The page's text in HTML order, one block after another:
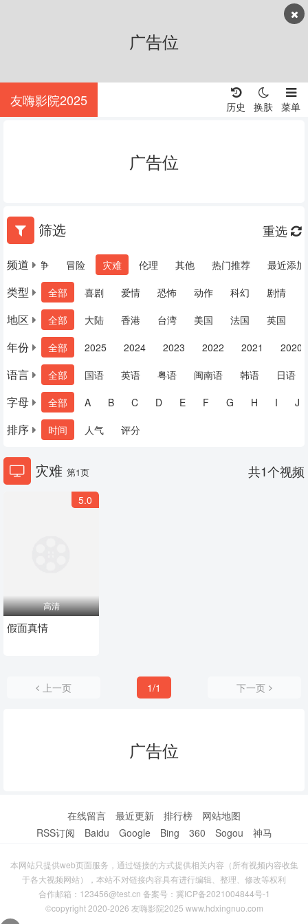
广告位
友嗨影院2025 菜单
换肤
历史
广告位
筛选 重选
频道
悚 战争 冒险 灾难 伦理 其他 热门推荐 最近添加
类型 全部 喜剧 爱情 恐怖 动作 科幻 剧情
地区 全部 大陆 香港 台湾 美国 法国 英国
年份 全部 2025 2024 2023 2022 2021 2020
语言 全部 国语 英语 粤语 闽南语 韩语 日语
字母 全部 A B C D E F G H I J
排序 时间 人气 评分
灾难 第1页 共1个视频
5.0
高清
假面真情
上一页 1/1 下一页
广告位
在线留言 最近更新 排行榜
网站地图
RSS订阅
Baidu Google Bing 360 Sogou 神马
本网站只提供web页面服务，通过链接的方式提供相关内容（所有视频内容收集
于各大视频网站），本站不对链接内容具有进行编辑、整理、修改等权利
合作邮箱：123456@test.cn 备案号： 冀ICP备2021004844号-1
©copyright 2020-2026 友嗨影院2025 www.hdxingnuo.com